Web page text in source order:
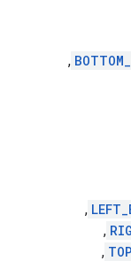
,
,
,
,